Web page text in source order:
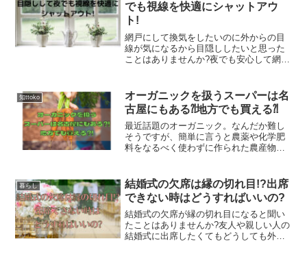
でも視線を快適にシャットアウ
ト!
網戸にして換気をしたいのに外からの目
線が気になるから目隠ししたいと思った
ことはありませんか?夜でも安心して網戸
子が丸見えになってしまうので、安心し
て開けることが出来ませ...
知ttoko
オーガニックを扱うスーパーは名
古屋にもある⁈地方でも買える⁈
最近話題のオーガニック。なんだか難し
そうですが、簡単に言うと農薬や化学肥
料をなるべく使わずに作られた農産物の
薬たっぷりの野菜は口にしたくないです
よね。普通の野菜とどう違...
暮らし
結婚式の欠席は縁の切れ目!?出席
できない時はどうすればいいの?
結婚式の欠席が縁の切れ目になると聞い
たことはありませんか?友人や親しい人の
結婚式に出席したくてもどうしても外せ